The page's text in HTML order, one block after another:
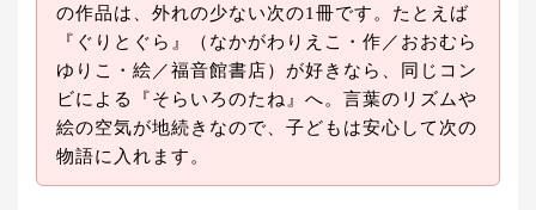
の作品は、外れの少ない次の1冊です。たとえば
『ぐりとぐら』（なかがわりえこ・作／おおむら
ゆりこ・絵／福音館書店）が好きなら、同じコン
ビによる『そらいろのたね』へ。言葉のリズムや
絵の空気が地続きなので、子どもは安心して次の
物語に入れます。